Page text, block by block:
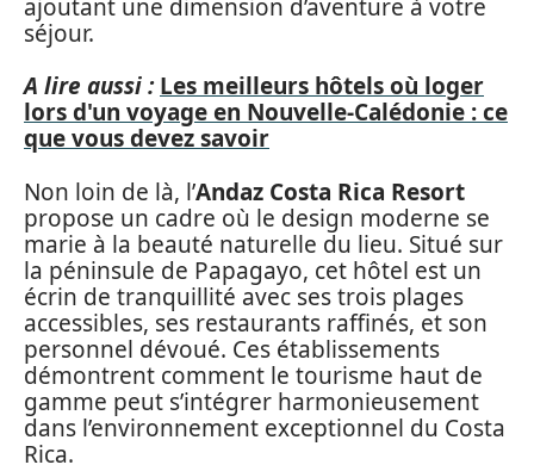
ajoutant une dimension d’aventure à votre
séjour.
A lire aussi : Les meilleurs hôtels où loger
lors d'un voyage en Nouvelle-Calédonie : ce
que vous devez savoir
Non loin de là, l’Andaz Costa Rica Resort
propose un cadre où le design moderne se
marie à la beauté naturelle du lieu. Situé sur
la péninsule de Papagayo, cet hôtel est un
écrin de tranquillité avec ses trois plages
accessibles, ses restaurants raffinés, et son
personnel dévoué. Ces établissements
démontrent comment le tourisme haut de
gamme peut s’intégrer harmonieusement
dans l’environnement exceptionnel du Costa
Rica.